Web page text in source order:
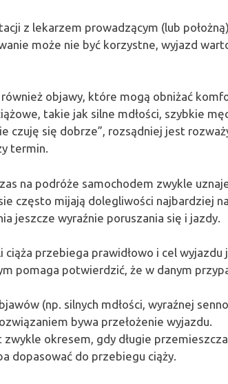
z lekarzem prowadzącym (lub
może nie być korzystne, wyjazd
również objawy, które mogą obniżać
takie jak silne mdłości, szybkie
czuję się dobrze”, rozsądniej jest
termin.
na podróże samochodem zwykle
często mijają dolegliwości najbardziej
jeszcze wyraźnie poruszania się i jazdy.
ciąża przebiega prawidłowo i cel
pomaga potwierdzić, że w danym
(np. silnych mdłości, wyraźnej
bywa przełożenie wyjazdu.
okresem, gdy długie
dopasować do przebiegu ciąży.